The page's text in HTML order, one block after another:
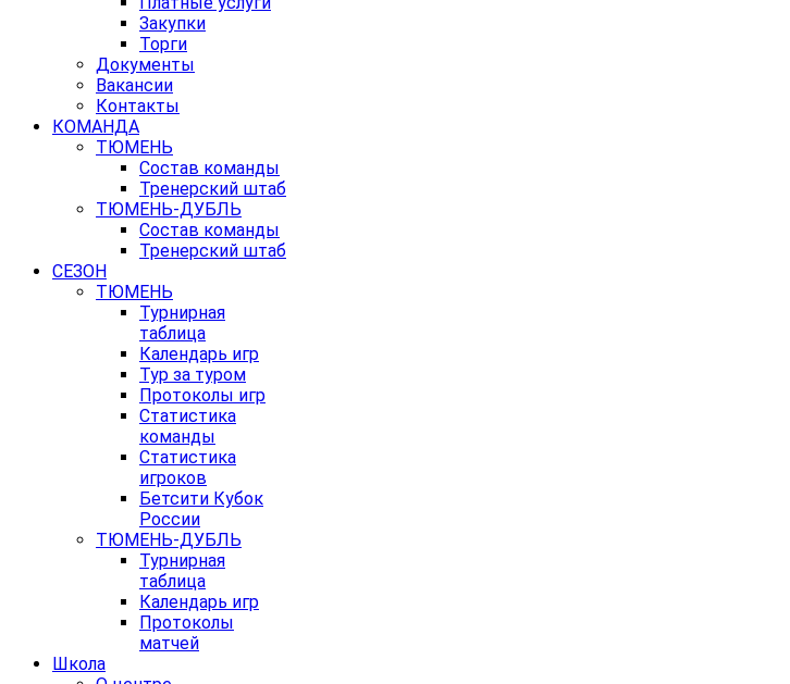
Закупки
Торги
Документы
Вакансии
Контакты
КОМАНДА
ТЮМЕНЬ
Состав команды
Тренерский штаб
ТЮМЕНЬ-ДУБЛЬ
Состав команды
Тренерский штаб
СЕЗОН
ТЮМЕНЬ
Турнирная
таблица
Календарь игр
Тур за туром
Протоколы игр
Статистика
команды
Статистика
игроков
Бетсити Кубок
России
ТЮМЕНЬ-ДУБЛЬ
Турнирная
таблица
Календарь игр
Протоколы
матчей
Школа